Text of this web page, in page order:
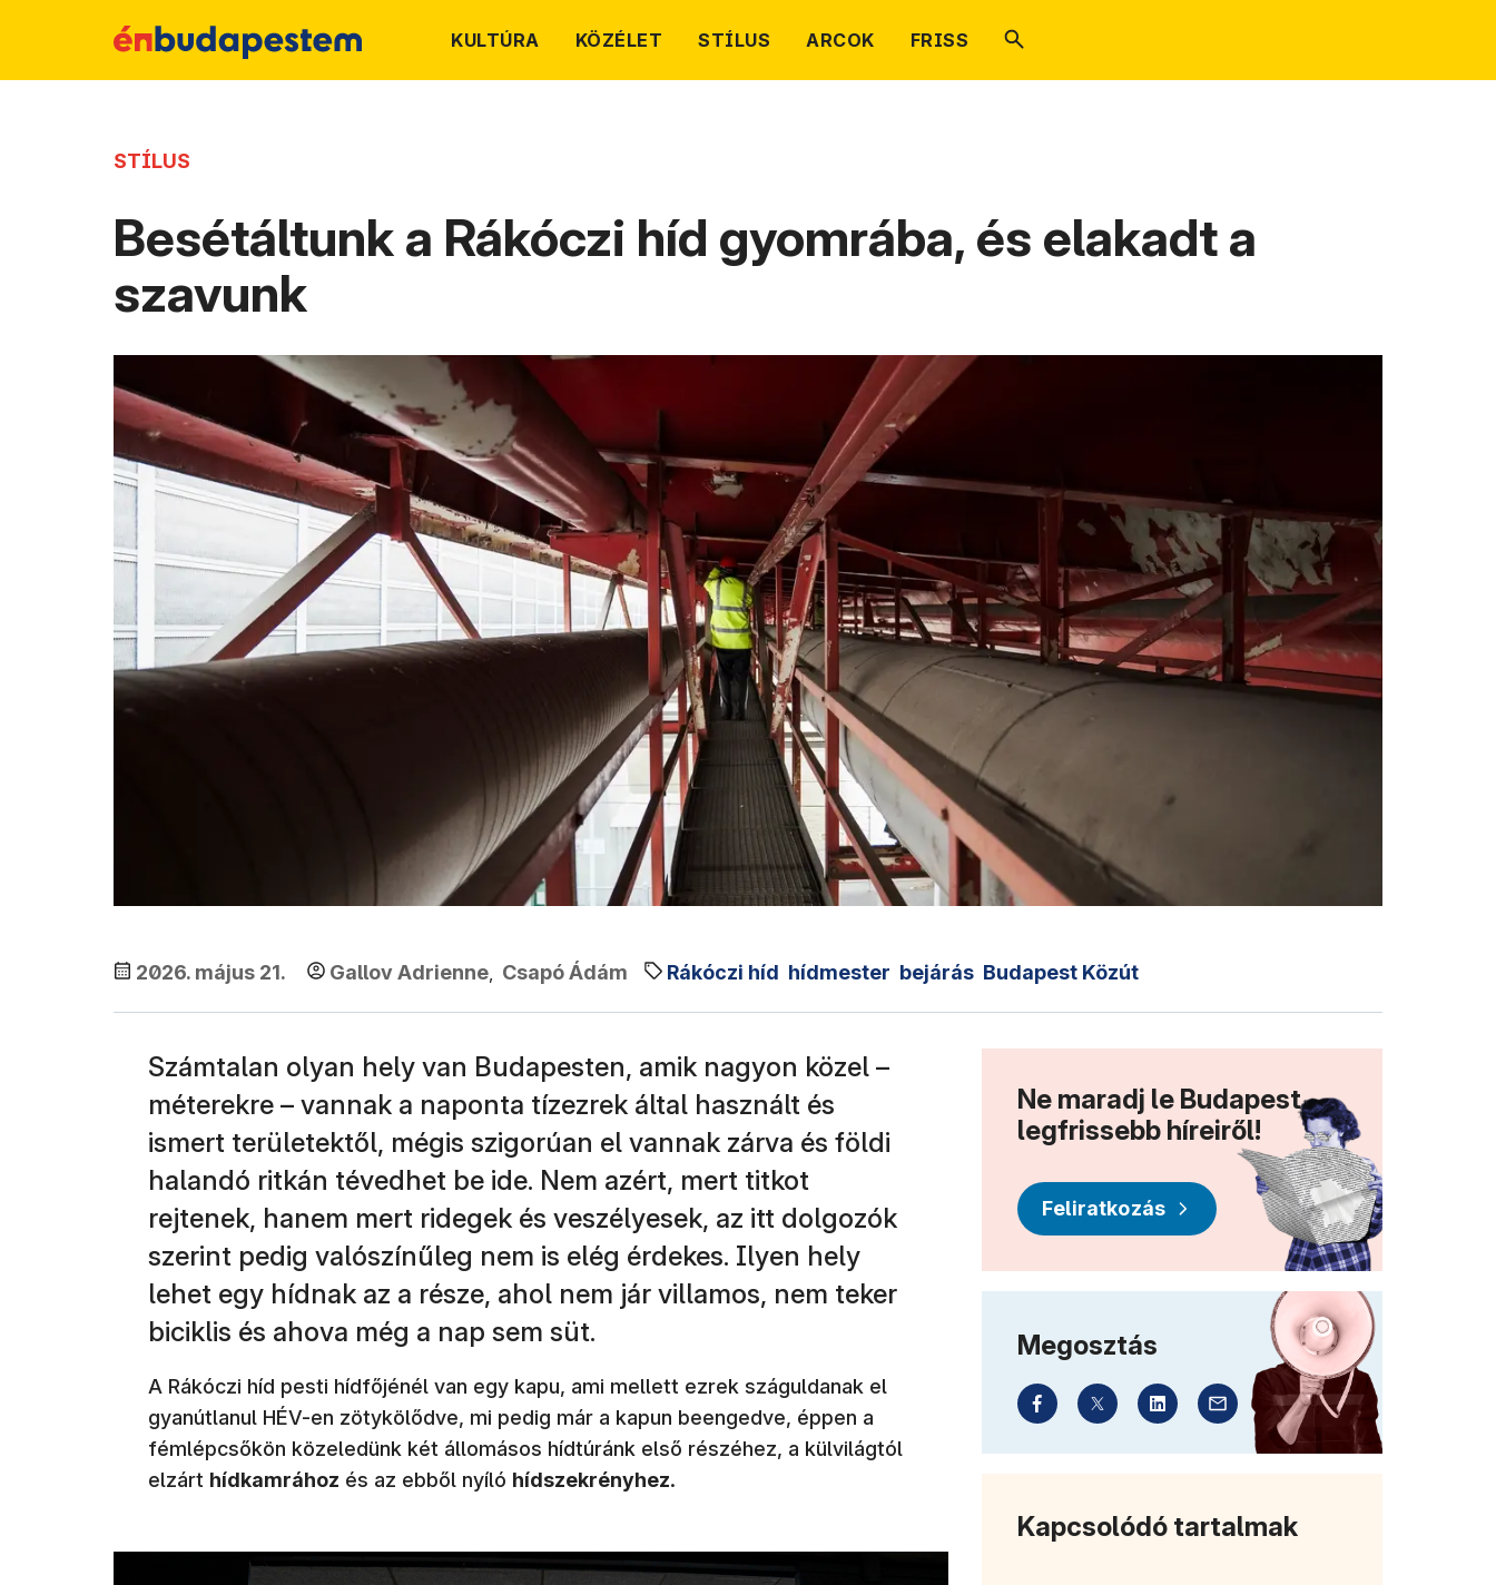
KULTÚRA KÖZÉLET STÍLUS ARCOK FRISS
STÍLUS
Besétáltunk a Rákóczi híd gyomrába, és elakadt a
szavunk
2026. május 21. Gallov Adrienne Csapó Ádám Rákóczi híd hídmester bejárás Budapest Közút
Számtalan olyan hely van Budapesten, amik nagyon közel –
méterekre – vannak a naponta tízezrek által használt és
ismert területektől, mégis szigorúan el vannak zárva és földi
halandó ritkán tévedhet be ide. Nem azért, mert titkot
rejtenek, hanem mert ridegek és veszélyesek, az itt dolgozók
szerint pedig valószínűleg nem is elég érdekes. Ilyen hely
lehet egy hídnak az a része, ahol nem jár villamos, nem teker
biciklis és ahova még a nap sem süt.
A Rákóczi híd pesti hídfőjénél van egy kapu, ami mellett ezrek száguldanak el
gyanútlanul HÉV-en zötykölődve, mi pedig már a kapun beengedve, éppen a
fémlépcsőkön közeledünk két állomásos hídtúránk első részéhez, a külvilágtól
elzárt hídkamrához és az ebből nyíló hídszekrényhez.
Ne maradj le Budapest
legfrissebb híreiről!
Feliratkozás
Megosztás
Kapcsolódó tartalmak